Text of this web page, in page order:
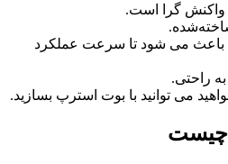
باعث می‌ شود تا سرعت عملکرد
راحتی.
می‌ توانید با بوت استرپ بسازید.
چیست